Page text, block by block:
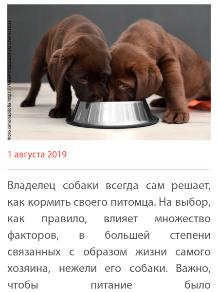
1 августа 2019
Владелец собаки всегда сам решает,
как кормить своего питомца. На выбор,
как правило, влияет множество
факторов, в большей степени
связанных с образом жизни самого
хозяина, нежели его собаки. Важно,
чтобы питание было